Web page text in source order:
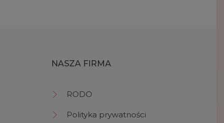
NASZA FIRMA
RODO
Polityka prywatności